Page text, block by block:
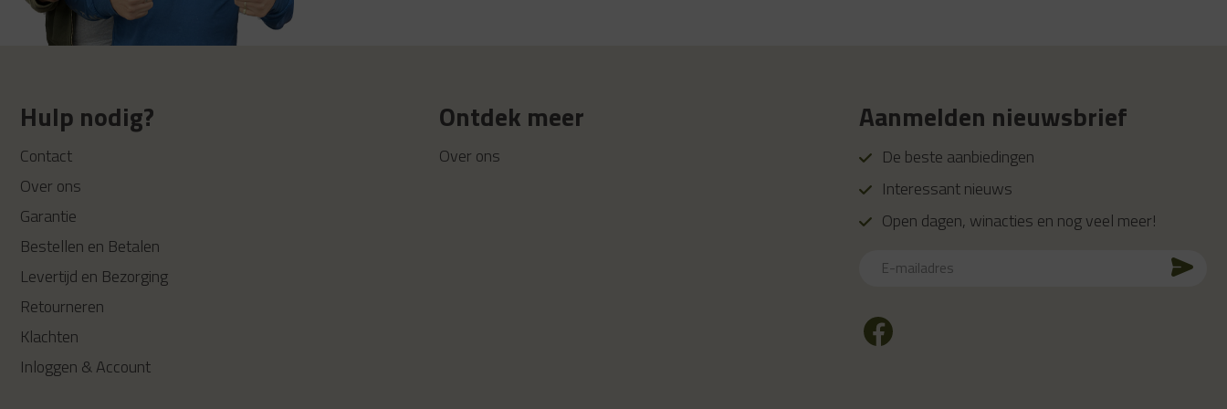
Hulp nodig?
Contact
Over ons
Garantie
Bestellen en Betalen
Levertijd en Bezorging
Retourneren
Klachten
Inloggen & Account
Ontdek meer
Over ons
Aanmelden nieuwsbrief
De beste aanbiedingen
Interessant nieuws
Open dagen, winacties en nog veel meer!